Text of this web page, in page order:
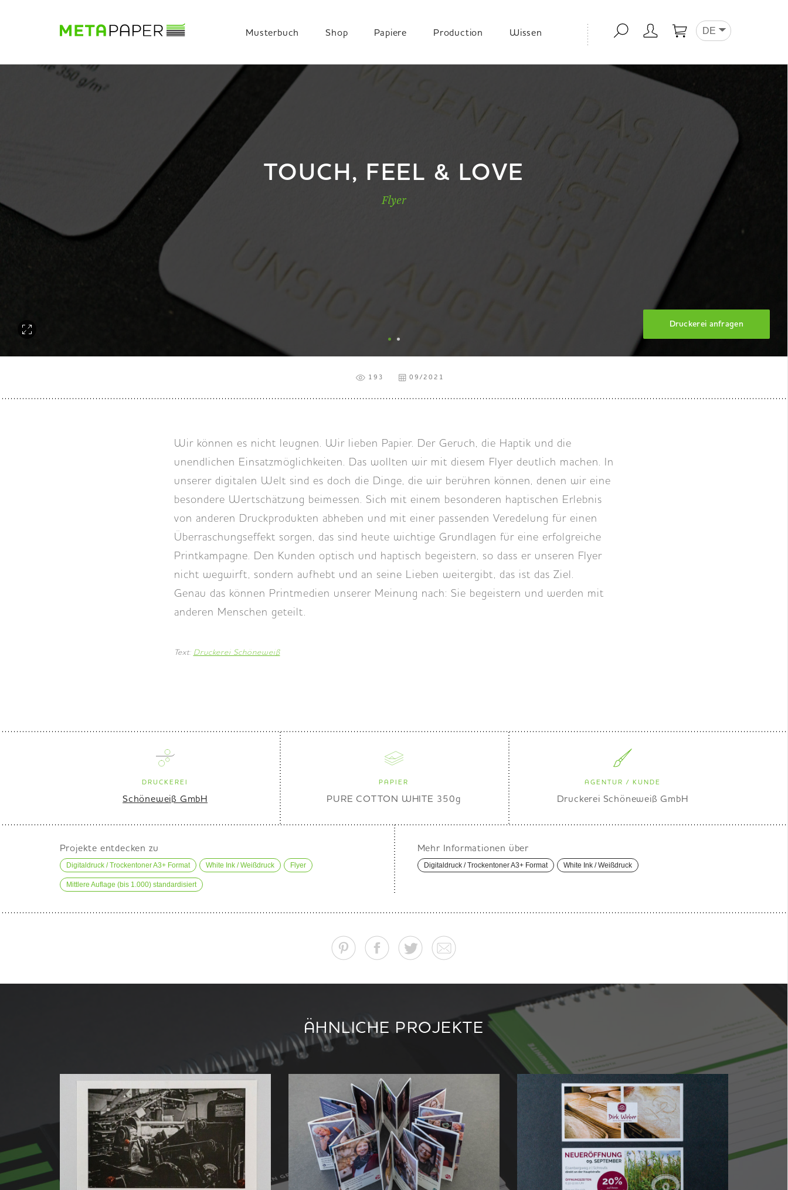
Papiere
Production
Musterbuch Shop Papiere Production Wissen DE
Druckerei anfragen
TOUCH, FEEL & LOVE
Flyer
193 09/2021
Wir können es nicht leugnen. Wir lieben Papier. Der Geruch, die Haptik und die
unendlichen Einsatzmöglichkeiten. Das wollten wir mit diesem Flyer deutlich machen. In
unserer digitalen Welt sind es doch die Dinge, die wir berühren können, denen wir eine
besondere Wertschätzung beimessen. Sich mit einem besonderen haptischen Erlebnis
von anderen Druckprodukten abheben und mit einer passenden Veredelung für einen
Überraschungseffekt sorgen, das sind heute wichtige Grundlagen für eine erfolgreiche
Printkampagne. Den Kunden optisch und haptisch begeistern, so dass er unseren Flyer
nicht wegwirft, sondern aufhebt und an seine Lieben weitergibt, das ist das Ziel.
Genau das können Printmedien unserer Meinung nach: Sie begeistern und werden mit
anderen Menschen geteilt.
Text: Druckerei Schöneweiß
DRUCKEREI
Schöneweiß GmbH
PAPIER
PURE COTTON WHITE 350g
AGENTUR / KUNDE
Druckerei Schöneweiß GmbH
Projekte entdecken zu
Digitaldruck / Trockentoner A3+ Format White Ink / Weißdruck Flyer
Mittlere Auflage (bis 1.000) standardisiert
Mehr Informationen über
Digitaldruck / Trockentoner A3+ Format White Ink / Weißdruck
ÄHNLICHE PROJEKTE